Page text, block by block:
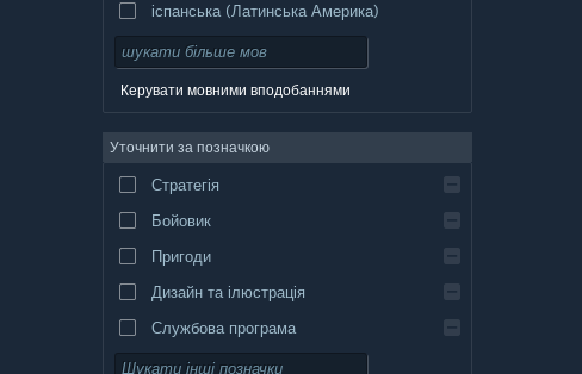
іспанська (Латинська Америка)
Керувати мовними вподобаннями
Уточнити за позначкою
Стратегія
Бойовик
Пригоди
Дизайн та ілюстрація
Службова програма
Вільний доступ